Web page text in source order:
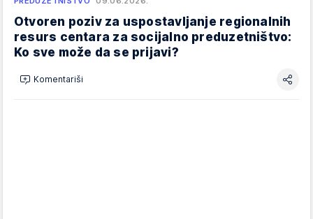
Otvoren poziv za uspostavljanje regionalnih
resurs centara za socijalno preduzetništvo:
Ko sve može da se prijavi?
Komentariši